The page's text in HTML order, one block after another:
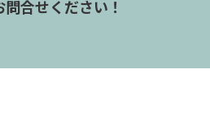
合せください！